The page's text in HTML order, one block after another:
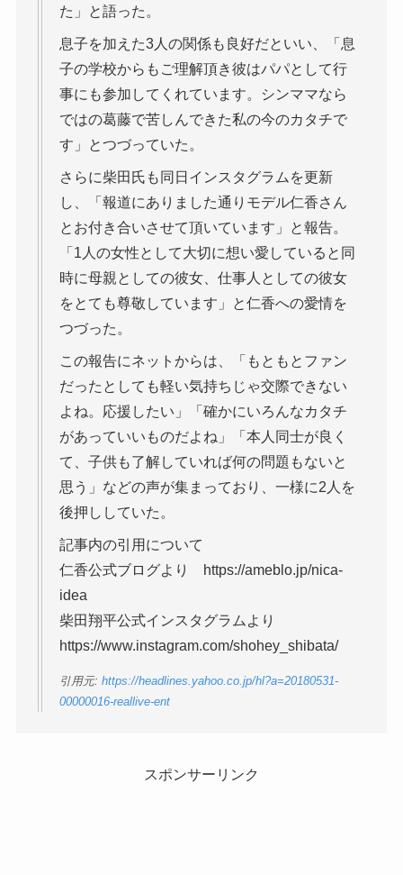
た」と語った。
息子を加えた3人の関係も良好だといい、「息
子の学校からもご理解頂き彼はパパとして行
事にも参加してくれています。シンママなら
ではの葛藤で苦しんできた私の今のカタチで
す」とつづっていた。
さらに柴田氏も同日インスタグラムを更新
し、「報道にありました通りモデル仁香さん
とお付き合いさせて頂いています」と報告。
「1人の女性として大切に想い愛していると同
時に母親としての彼女、仕事人としての彼女
をとても尊敬しています」と仁香への愛情を
つづった。
この報告にネットからは、「もともとファン
だったとしても軽い気持ちじゃ交際できない
よね。応援したい」「確かにいろんなカタチ
があっていいものだよね」「本人同士が良く
て、子供も了解していれば何の問題もないと
思う」などの声が集まっており、一様に2人を
後押ししていた。
記事内の引用について
仁香公式ブログより https://ameblo.jp/nica-
idea
柴田翔平公式インスタグラムより
https://www.instagram.com/shohey_shibata/
引用元: https://headlines.yahoo.co.jp/hl?a=20180531-
00000016-reallive-ent
スポンサーリンク